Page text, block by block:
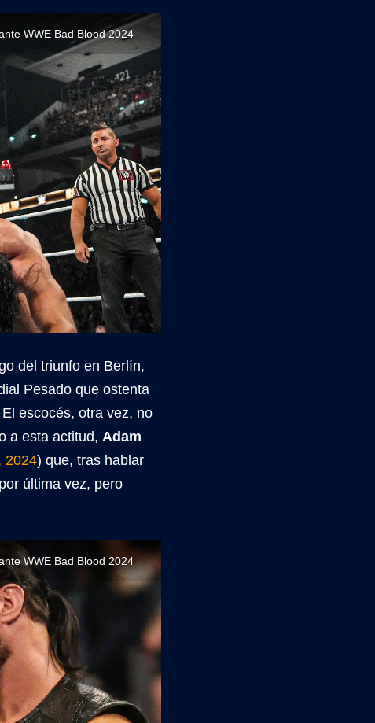
WWE Bad Blood 2024
del triunfo en Berlín,
Pesado que ostenta
El escocés, otra vez, no
a esta actitud, Adam
2024) que, tras hablar
última vez, pero
WWE Bad Blood 2024